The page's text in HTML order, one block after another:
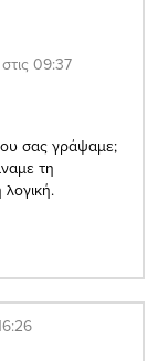
09:37
σας γράψαμε;
τη